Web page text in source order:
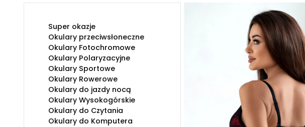
Super okazje
Okulary przeciwsłoneczne
Okulary Fotochromowe
Okulary Polaryzacyjne
Okulary Sportowe
Okulary Rowerowe
Okulary do jazdy nocą
Okulary Wysokogórskie
Okulary do Czytania
Okulary do Komputera